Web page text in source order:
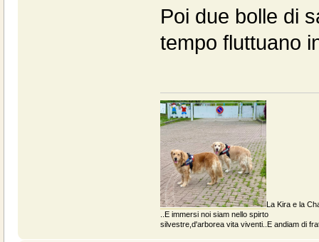
Poi due bolle di
tempo fluttuano
La Kira e la
..E immersi noi siam nello spirto
silvestre,d'arborea vita viventi..E andiam di